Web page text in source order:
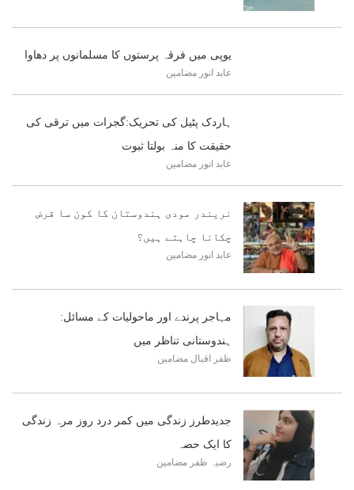
یوپی میں فرقہ پرستوں کا مسلمانوں پر دھاوا
عابد انور مضامین
ہاردک پٹیل کی تحریک:گجرات میں ترقی کی
حقیقت کا منہ بولتا ثبوت
عابد انور مضامین
نریندر مودی ہندوستان کا کون سا قرض
چکانا چاہتے ہیں؟
عابد انور مضامین
مہاجر پرندے اور ماحولیات کے مسائل:
ہندوستانی تناظر میں
ظفر اقبال مضامین
جدیدطرز زندگی میں کمر درد روز مرہ زندگی
کا ایک حصہ
رضیہ ظفر مضامین